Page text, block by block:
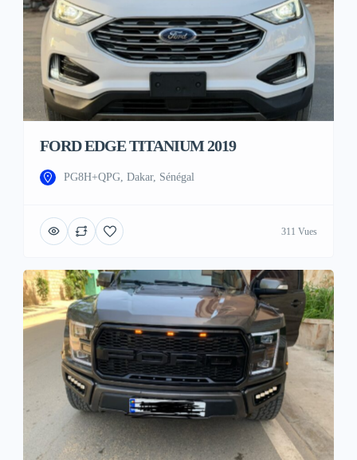
FORD EDGE TITANIUM 2019
PG8H+QPG, Dakar, Sénégal
311 Vues